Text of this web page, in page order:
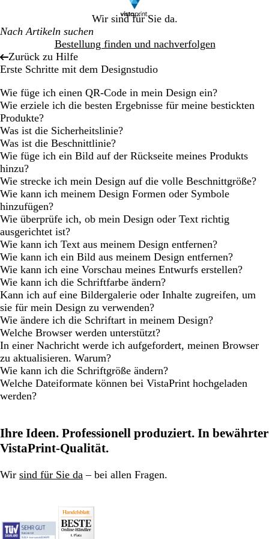
Wir sind für Sie da.
Bestellung finden und nachverfolgen
Zurück zu Hilfe
Erste Schritte mit dem Designstudio
Wie füge ich einen QR-Code in mein Design ein?
Wie erziele ich die besten Ergebnisse für meine bestickten
Produkte?
Was ist die Sicherheitslinie?
Was ist die Beschnittlinie?
Wie füge ich ein Bild auf der Rückseite meines Produkts
hinzu?
Wie strecke ich mein Design auf die volle Beschnittgröße?
Wie kann ich meinem Design Formen oder Symbole
hinzufügen?
Wie überprüfe ich, ob mein Design oder Text richtig
ausgerichtet ist?
Wie kann ich Text aus meinem Design entfernen?
Wie kann ich ein Bild aus meinem Design entfernen?
Wie kann ich eine Vorschau meines Entwurfs erstellen?
Wie kann ich die Schriftfarbe ändern?
Kann ich auf eine Bildergalerie oder Inhalte zugreifen, um
sie für mein Design zu verwenden?
Wie ändere ich die Schriftart in meinem Design?
Welche Browser werden unterstützt?
In einer Nachricht werde ich aufgefordert, meinen Browser
zu aktualisieren. Warum?
Wie kann ich die Schriftgröße ändern?
Welche Dateiformate können bei VistaPrint hochgeladen
werden?
Ihre Ideen. Professionell produziert. In bewährter
VistaPrint-Qualität.
Wir sind für Sie da – bei allen Fragen.